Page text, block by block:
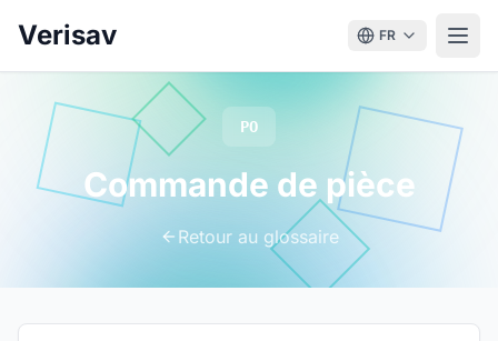
Verisav FR
PO
Commande de pièce
Retour au glossaire